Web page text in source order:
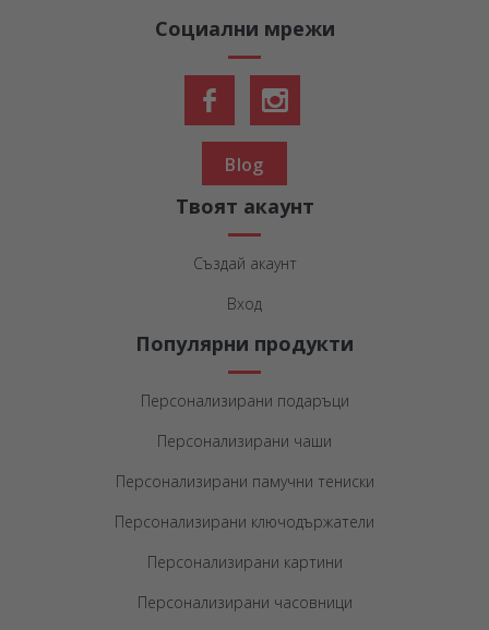
Социални мрежи
Blog
Твоят акаунт
Създай акаунт
Вход
Популярни продукти
Персонализирани подаръци
Персонализирани чаши
Персонализирани памучни тениски
Персонализирани ключодържатели
Персонализирани картини
Персонализирани часовници